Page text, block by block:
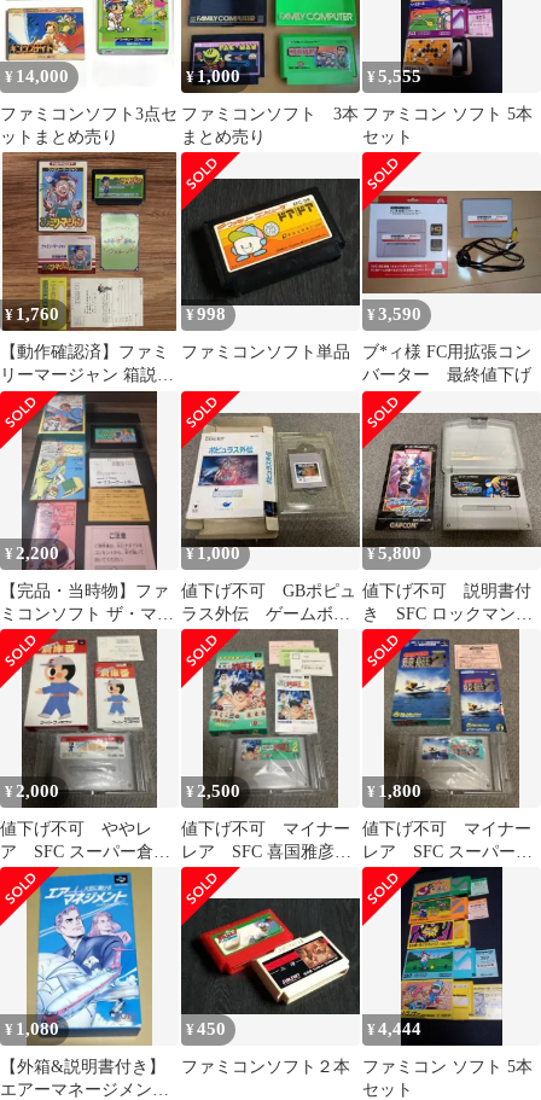
¥ 14,000
ファミコンソフト3点セ
ットまとめ売り
¥1,000
ファミコンソフト 3本
まとめ売り
¥5,555
ファミコン ソフト 5本
セット
¥ 1,760
【動作確認済】ファミ
リーマージャン 箱説ハ
ガキチラシシール付ナ
ムコ 26チ306
¥998
ファミコンソフト単品
¥3,590
ブ*ィ様 FC用拡張コン
バーター 最終値下げ
¥ 2,200
【完品・当時物】ファ
ミコンソフト ザ・マネ
ーゲーム 箱・説明書・
四季報付き
¥1,000
値下げ不可 GBポピュ
ラス外伝 ゲームボー
イ ソフト カセット
¥5,800
値下げ不可 説明書付
き SFC ロックマン&
フォルテ スーパーフ
ァミコン ソフト
¥ 2,000
値下げ不可 ややレ
ア SFC スーパー倉庫
番 スーパーファミコ
ン ソフト
¥ 2,500
値下げ不可 マイナー
レア SFC 喜国雅彦の
雀闘士 銅羅王2 スー
パーファミコン
¥ 1,800
値下げ不可 マイナー
レア SFC スーパー競
艇2 スーパーファミコ
ン ソフト
¥ 1,080
【外箱&説明書付き】
エアーマネージメント
¥450
ファミコンソフト２本
¥4,444
ファミコン ソフト 5本
セット